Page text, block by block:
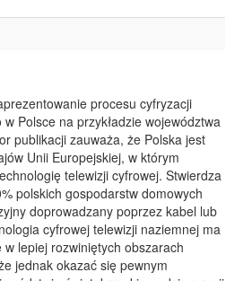
procesu cyfryzacji
w Polsce na przykładzie województwa
publikacji zauważa, że Polska jest
Unii Europejskiej, w którym
telewizji cyfrowej. Stwierdza
polskich gospodarstw domowych
doprowadzany poprzez kabel lub
cyfrowej telewizji naziemnej ma
lepiej rozwiniętych obszarach
jednak okazać się pewnym